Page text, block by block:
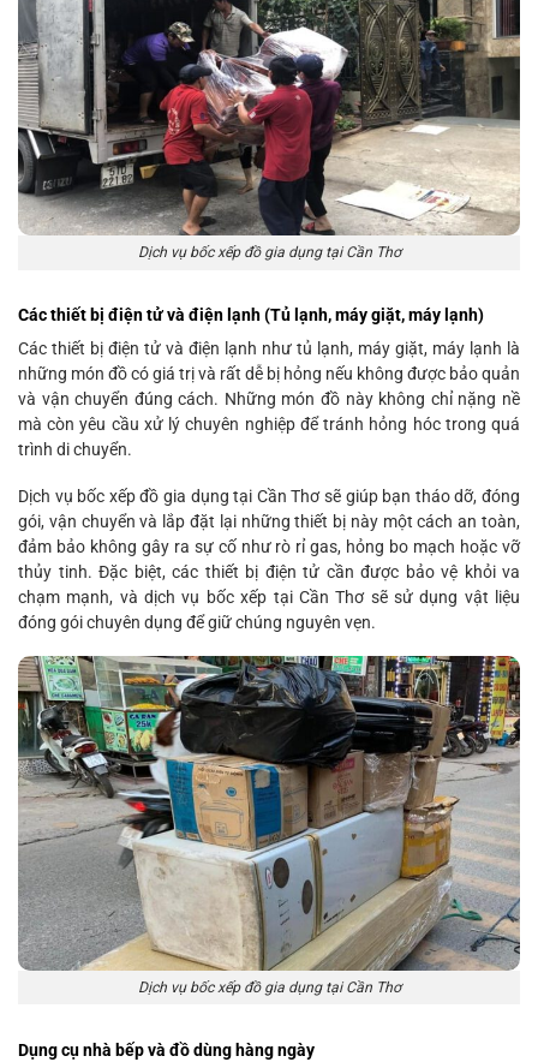
Dịch vụ bốc xếp đồ gia dụng tại Cần Thơ
Các thiết bị điện tử và điện lạnh (Tủ lạnh, máy giặt, máy lạnh)
Các thiết bị điện tử và điện lạnh như tủ lạnh, máy giặt, máy lạnh là
những món đồ có giá trị và rất dễ bị hỏng nếu không được bảo quản
và vận chuyển đúng cách. Những món đồ này không chỉ nặng nề
mà còn yêu cầu xử lý chuyên nghiệp để tránh hỏng hóc trong quá
trình di chuyển.
Dịch vụ bốc xếp đồ gia dụng tại Cần Thơ sẽ giúp bạn tháo dỡ, đóng
gói, vận chuyển và lắp đặt lại những thiết bị này một cách an toàn,
đảm bảo không gây ra sự cố như rò rỉ gas, hỏng bo mạch hoặc vỡ
thủy tinh. Đặc biệt, các thiết bị điện tử cần được bảo vệ khỏi va
chạm mạnh, và dịch vụ bốc xếp tại Cần Thơ sẽ sử dụng vật liệu
đóng gói chuyên dụng để giữ chúng nguyên vẹn.
Dịch vụ bốc xếp đồ gia dụng tại Cần Thơ
Dụng cụ nhà bếp và đồ dùng hàng ngày